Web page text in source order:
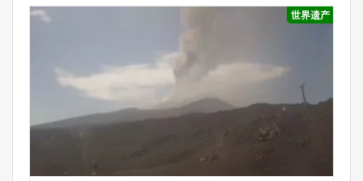
世界遗产